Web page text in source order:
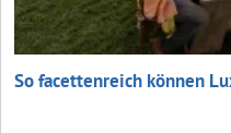
So facettenreich können